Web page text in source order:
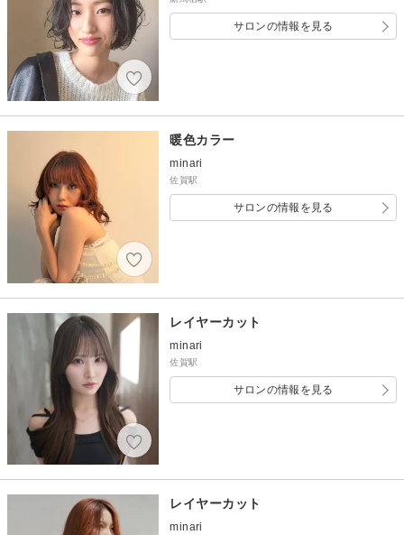
サロンの情報を見る
暖色カラー
minari
佐賀駅
サロンの情報を見る
レイヤーカット
minari
佐賀駅
サロンの情報を見る
レイヤーカット
minari